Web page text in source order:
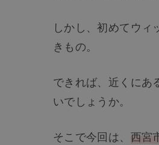
しかし、初めてウ
きもの。
できれば、近くにあ
いでしょうか。
そこで今回は、 西宮